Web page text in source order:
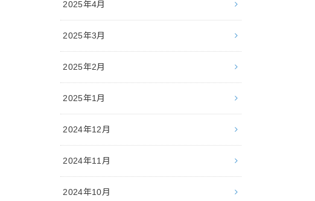
2025年4月
2025年3月
2025年2月
2025年1月
2024年12月
2024年11月
2024年10月